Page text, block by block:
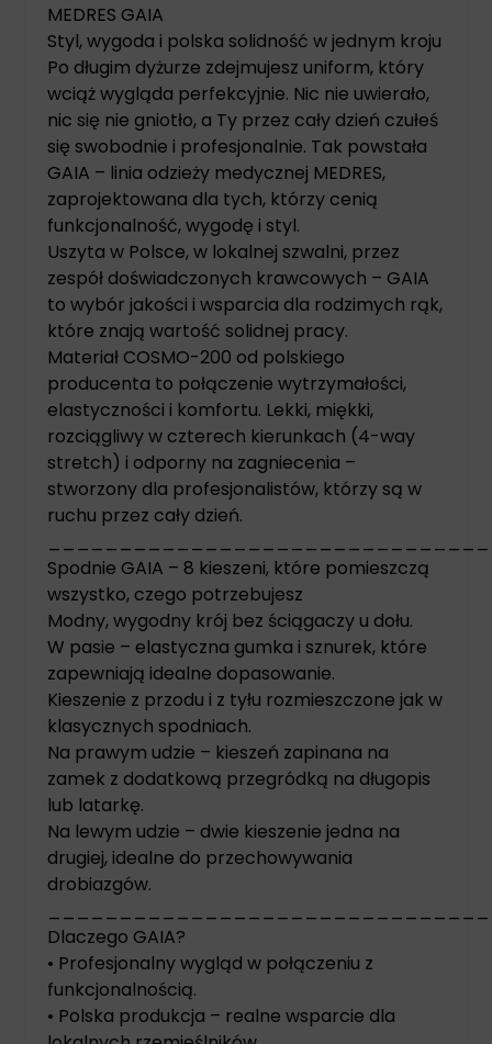
MEDRES GAIA
Styl, wygoda i polska solidność w jednym kroju
Po długim dyżurze zdejmujesz uniform, który
wciąż wygląda perfekcyjnie. Nic nie uwierało,
nic się nie gniotło, a Ty przez cały dzień czułeś
się swobodnie i profesjonalnie. Tak powstała
GAIA – linia odzieży medycznej MEDRES,
zaprojektowana dla tych, którzy cenią
funkcjonalność, wygodę i styl.
Uszyta w Polsce, w lokalnej szwalni, przez
zespół doświadczonych krawcowych – GAIA
to wybór jakości i wsparcia dla rodzimych rąk,
które znają wartość solidnej pracy.
Materiał COSMO-200 od polskiego
producenta to połączenie wytrzymałości,
elastyczności i komfortu. Lekki, miękki,
rozciągliwy w czterech kierunkach (4-way
stretch) i odporny na zagniecenia –
stworzony dla profesjonalistów, którzy są w
ruchu przez cały dzień.
Spodnie GAIA – 8 kieszeni, które pomieszczą
wszystko, czego potrzebujesz
Modny, wygodny krój bez ściągaczy u dołu.
W pasie – elastyczna gumka i sznurek, które
zapewniają idealne dopasowanie.
Kieszenie z przodu i z tyłu rozmieszczone jak w
klasycznych spodniach.
Na prawym udzie – kieszeń zapinana na
zamek z dodatkową przegródką na długopis
lub latarkę.
Na lewym udzie – dwie kieszenie jedna na
drugiej, idealne do przechowywania
drobiazgów.
Dlaczego GAIA?
• Profesjonalny wygląd w połączeniu z
funkcjonalnością.
• Polska produkcja – realne wsparcie dla